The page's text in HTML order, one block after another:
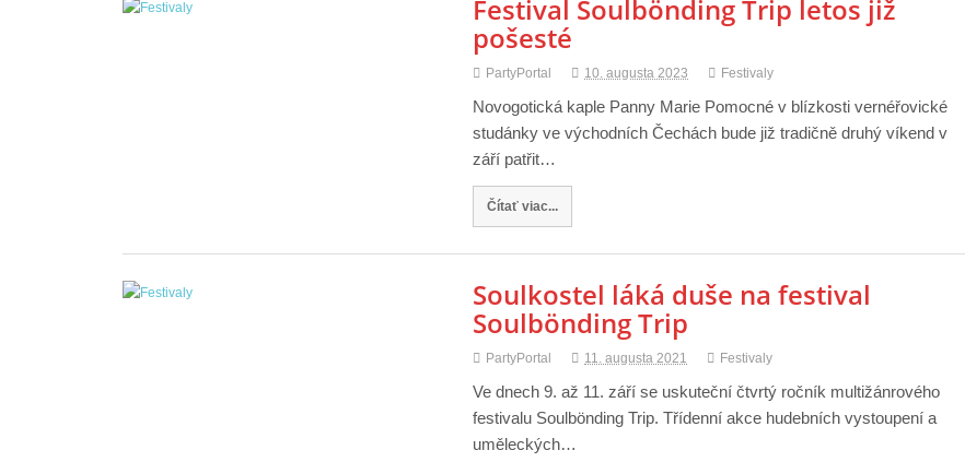
Festival Soulbönding Trip letos již
pošesté
PartyPortal 10. augusta 2023 Festivaly
Novogotická kaple Panny Marie Pomocné v blízkosti vernéřovické
studánky ve východních Čechách bude již tradičně druhý víkend v
září patřit…
Čítať viac...
Soulkostel láká duše na festival
Soulbönding Trip
PartyPortal 11. augusta 2021 Festivaly
Ve dnech 9. až 11. září se uskuteční čtvrtý ročník multižánrového
festivalu Soulbönding Trip. Třídenní akce hudebních vystoupení a
uměleckých…